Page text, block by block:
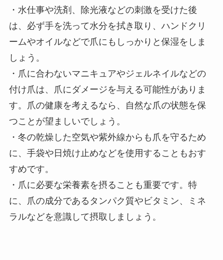
・水仕事や洗剤、除光液などの刺激を受けた後
は、必ず手を洗って水分を拭き取り、ハンドクリ
ームやオイルなどで爪にもしっかりと保湿をしま
しょう。
・爪に合わないマニキュアやジェルネイルなどの
付け爪は、爪にダメージを与える可能性がありま
す。爪の健康を考えるなら、自然な爪の状態を保
つことが望ましいでしょう。
・冬の乾燥した空気や紫外線からも爪を守るため
に、手袋や日焼け止めなどを使用することもおす
すめです。
・爪に必要な栄養素を摂ることも重要です。特
に、爪の成分であるタンパク質やビタミン、ミネ
ラルなどを意識して摂取しましょう。